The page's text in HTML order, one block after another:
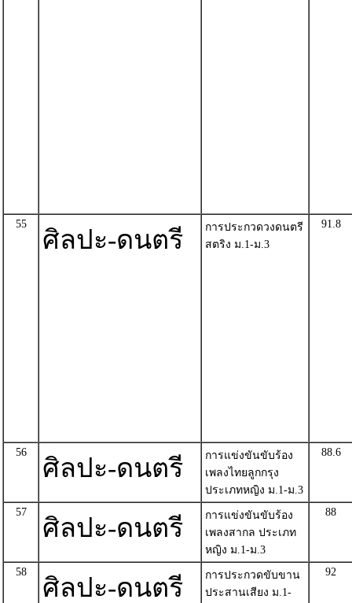
55
ศิลปะ-ดนตรี
การประกวดวงดนตรี
สตริง ม.1-ม.3
91.8
56
ศิลปะ-ดนตรี
การแข่งขันขับร้อง
เพลงไทยลูกกรุง
ประเภทหญิง ม.1-ม.3
88.6
57
ศิลปะ-ดนตรี
การแข่งขันขับร้อง
เพลงสากล ประเภท
หญิง ม.1-ม.3
88
58
ศิลปะ-ดนตรี
การประกวดขับขาน
ประสานเสียง ม.1-
92